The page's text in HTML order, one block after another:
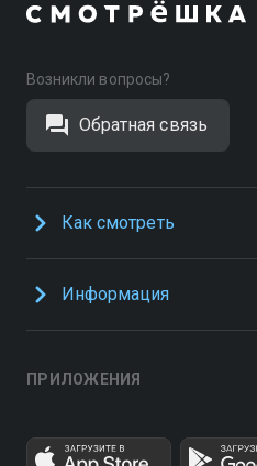
Возникли вопросы?
Обратная связь
Как смотреть
Информация
ПРИЛОЖЕНИЯ